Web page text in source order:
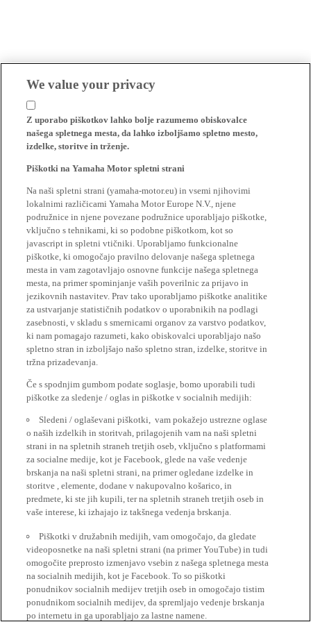
We value your privacy
Z uporabo piškotkov lahko bolje razumemo obiskovalce
našega spletnega mesta, da lahko izboljšamo spletno mesto,
izdelke, storitve in trženje.
Piškotki na Yamaha Motor spletni strani
Na naši spletni strani (yamaha-motor.eu) in vsemi njihovimi
lokalnimi različicami Yamaha Motor Europe N.V., njene
podružnice in njene povezane podružnice uporabljajo piškotke,
vključno s tehnikami, ki so podobne piškotkom, kot so
javascript in spletni vtičniki. Uporabljamo funkcionalne
piškotke, ki omogočajo pravilno delovanje našega spletnega
mesta in vam zagotavljajo osnovne funkcije našega spletnega
mesta, na primer spominjanje vaših poverilnic za prijavo in
jezikovnih nastavitev. Prav tako uporabljamo piškotke analitike
za ustvarjanje statističnih podatkov o uporabnikih na podlagi
zasebnosti, v skladu s smernicami organov za varstvo podatkov,
ki nam pomagajo razumeti, kako obiskovalci uporabljajo našo
spletno stran in izboljšajo našo spletno stran, izdelke, storitve in
tržna prizadevanja.
Če s spodnjim gumbom podate soglasje, bomo uporabili tudi
piškotke za sledenje / oglas in piškotke v socialnih medijih:
Sledeni / oglaševani piškotki, vam pokažejo ustrezne oglase
o naših izdelkih in storitvah, prilagojenih vam na naši spletni
strani in na spletnih straneh tretjih oseb, vključno s platformami
za socialne medije, kot je Facebook, glede na vaše vedenje
brskanja na naši spletni strani, na primer ogledane izdelke in
storitve , elemente, dodane v nakupovalno košarico, in
predmete, ki ste jih kupili, ter na spletnih straneh tretjih oseb in
vaše interese, ki izhajajo iz takšnega vedenja brskanja.
Piškotki v družabnih medijih, vam omogočajo, da gledate
videoposnetke na naši spletni strani (na primer YouTube) in tudi
omogočite preprosto izmenjavo vsebin z našega spletnega mesta
na socialnih medijih, kot je Facebook. To so piškotki
ponudnikov socialnih medijev tretjih oseb in omogočajo tistim
ponudnikom socialnih medijev, da spremljajo vedenje brskanja
po internetu in ga uporabljajo za lastne namene.